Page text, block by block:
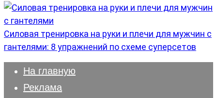
Силовая тренировка на руки и плечи для мужчин с
гантелями: 8 упражнений по схеме суперсетов
На главную
Реклама